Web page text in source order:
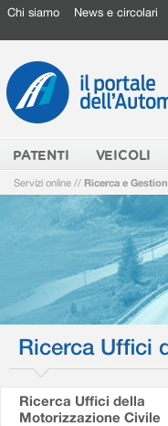
Chi siamo News e circolari
PATENTI VEICOLI
Servizi online // Ricerca e
Ricerca Uffici
Ricerca Uffici della
Motorizzazione Civile